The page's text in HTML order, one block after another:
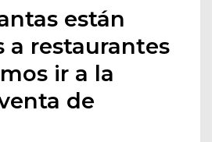
están
a restaurantes
ir a la
de